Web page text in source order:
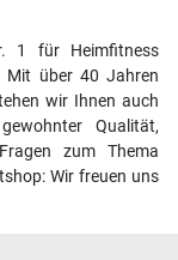
1 für Heimfitness
Mit über 40 Jahren
wir Ihnen auch
Qualität,
zum Thema
Wir freuen uns